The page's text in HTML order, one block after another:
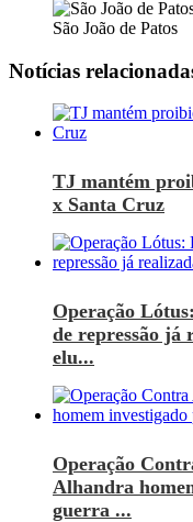
São João de Patos
Notícias
TJ mantém
x Santa Cruz
Operação
de repressão já
elu...
Operação
Alhandra
guerra ...